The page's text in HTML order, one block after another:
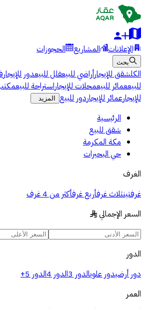
الإعلانات المشاريع الحجوزات
بحث
الكلشقق للإيجارأراضي للبيعفلل للبيعدور للإيجار
للبيععمائر للبيعمحلات للإيجاراستراحة للبيع
للإيجارعمائر للإيجاردور للبيع المزيد
الرئيسية
شقق للبيع
مكة المكرمة
حي البحيرات
الغرف
غرفتينثلاث غرفأربع غرفأكثر من 4 غرف
السعر الإجمالي §
الدور
دور أرضيدور علويالدور 3 الدور 4 الدور 5+
العمر